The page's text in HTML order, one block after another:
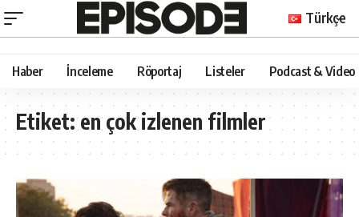
Türkçe
Haber İnceleme Röportaj Listeler Podcast & Video
Etiket:en çok izlenen filmler